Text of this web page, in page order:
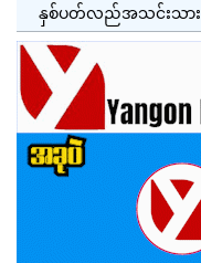
နှစ်ပတ်လည်အသင်းသား